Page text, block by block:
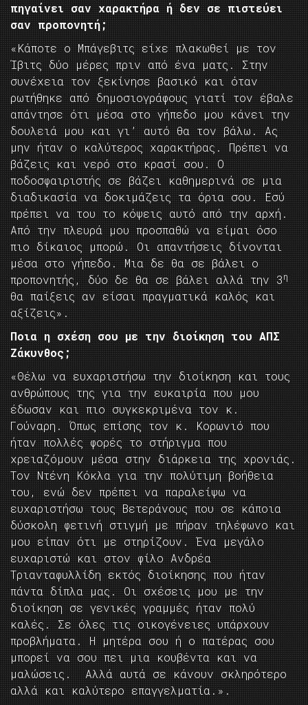
πηγαίνει σαν χαρακτήρα ή δεν σε πιστεύει
σαν προπονητή;
«Κάποτε ο Μπάγεβιτς είχε πλακωθεί με τον
Ίβιτς δύο μέρες πριν από ένα ματς. Στην
συνέχεια τον ξεκίνησε βασικό και όταν
ρωτήθηκε από δημοσιογράφους γιατί τον έβαλε
απάντησε ότι μέσα στο γήπεδο μου κάνει την
δουλειά μου και γι’ αυτό θα τον βάλω. Ας
μην ήταν ο καλύτερος χαρακτήρας. Πρέπει να
βάζεις και νερό στο κρασί σου. Ο
ποδοσφαιριστής σε βάζει καθημερινά σε μια
διαδικασία να δοκιμάζεις τα όρια σου. Εσύ
πρέπει να του το κόψεις αυτό από την αρχή.
Από την πλευρά μου προσπαθώ να είμαι όσο
πιο δίκαιος μπορώ. Οι απαντήσεις δίνονται
μέσα στο γήπεδο. Μια δε θα σε βάλει ο
προπονητής, δύο δε θα σε βάλει αλλά την 3η
θα παίξεις αν είσαι πραγματικά καλός και
αξίζεις».
Ποια η σχέση σου με την διοίκηση του ΑΠΣ
Ζάκυνθος;
«Θέλω να ευχαριστήσω την διοίκηση και τους
ανθρώπους της για την ευκαιρία που μου
έδωσαν και πιο συγκεκριμένα τον κ.
Γούναρη. Όπως επίσης τον κ. Κορωνιό που
ήταν πολλές φορές το στήριγμα που
χρειαζόμουν μέσα στην διάρκεια της χρονιάς.
Τον Ντένη Κόκλα για την πολύτιμη βοήθεια
του, ενώ δεν πρέπει να παραλείψω να
ευχαριστήσω τους Βετεράνους που σε κάποια
δύσκολη φετινή στιγμή με πήραν τηλέφωνο και
μου είπαν ότι με στηρίζουν. Ένα μεγάλο
ευχαριστώ και στον φίλο Ανδρέα
Τριανταφυλλίδη εκτός διοίκησης που ήταν
πάντα δίπλα μας. Οι σχέσεις μου με την
διοίκηση σε γενικές γραμμές ήταν πολύ
καλές. Σε όλες τις οικογένειες υπάρχουν
προβλήματα. Η μητέρα σου ή ο πατέρας σου
μπορεί να σου πει μια κουβέντα και να
μαλώσεις. Αλλά αυτά σε κάνουν σκληρότερο
αλλά και καλύτερο επαγγελματία.».